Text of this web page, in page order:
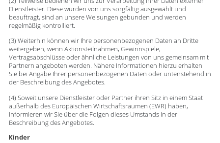
Dienstleister. Diese wurden von uns sorgfältig ausgewählt und
beauftragt, sind an unsere Weisungen gebunden und werden
regelmäßig kontrolliert.
(3) Weiterhin können wir Ihre personenbezogenen Daten an Dritte
weitergeben, wenn Aktionsteilnahmen, Gewinnspiele,
Vertragsabschlüsse oder ähnliche Leistungen von uns gemeinsam mit
Partnern angeboten werden. Nähere Informationen hierzu erhalten
Sie bei Angabe Ihrer personenbezogenen Daten oder untenstehend in
der Beschreibung des Angebotes.
(4) Soweit unsere Dienstleister oder Partner ihren Sitz in einem Staat
außerhalb des Europäischen Wirtschaftsraumen (EWR) haben,
informieren wir Sie über die Folgen dieses Umstands in der
Beschreibung des Angebotes.
Kinder